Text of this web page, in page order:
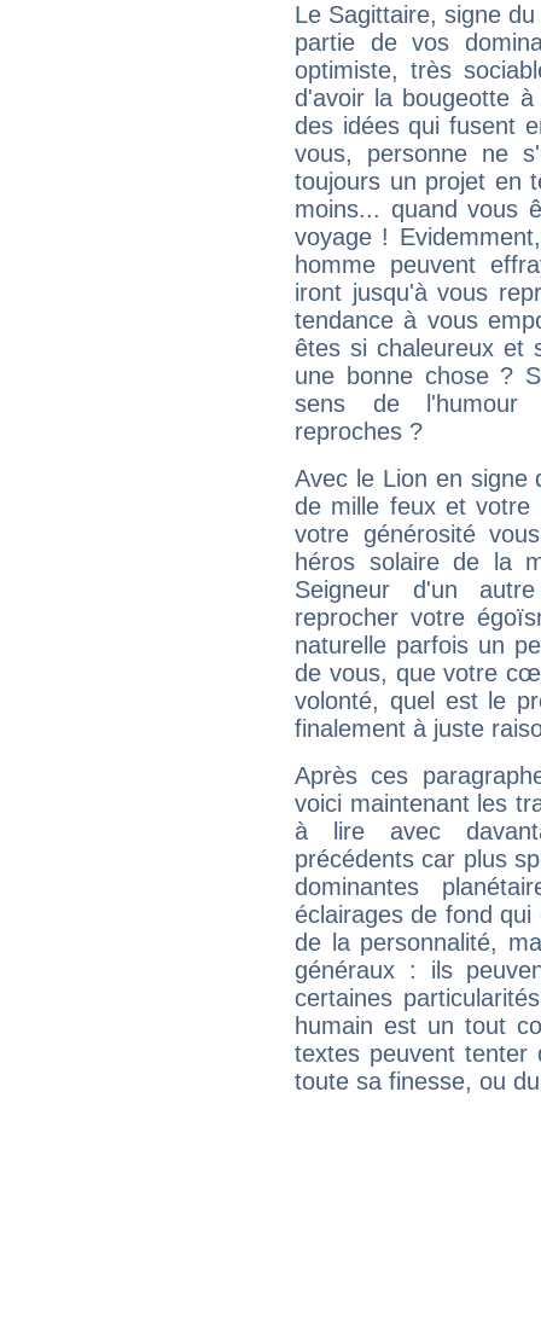
Le Sagittaire, signe
partie de vos
optimiste, très
d'avoir la bougeotte
des idées qui fusent
vous, personne ne
toujours un projet en
moins... quand vous
voyage !
homme peuvent
iront jusqu'à vous
tendance à vous
êtes si chaleureux et
une bonne chose ?
sens de l'humour
reproches ?
Avec le Lion en signe
de mille feux et votre
votre générosité
héros solaire de la
Seigneur d'un
reprocher votre
naturelle parfois un
de vous, que votre
volonté, quel est le
finalement à juste
Après ces
voici maintenant les
à lire avec
précédents car plus
dominantes
éclairages de fond
de la personnalité,
généraux : ils
certaines
humain est un tout
textes peuvent tenter
toute sa finesse, ou